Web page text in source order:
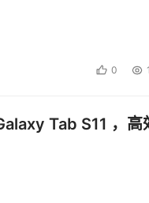
0
Tab S11 ，高